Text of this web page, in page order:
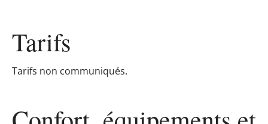
Tarifs
Tarifs non communiqués.